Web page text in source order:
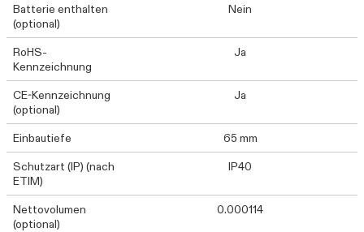
Batterie enthalten
(optional)
Nein
RoHS-
Kennzeichnung
Ja
CE-Kennzeichnung
(optional)
Ja
Einbautiefe
65 mm
Schutzart (IP) (nach
ETIM)
IP40
Nettovolumen
(optional)
0.000114